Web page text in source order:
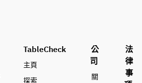
TableCheck
主頁
探索
公
司
關
法
律
事